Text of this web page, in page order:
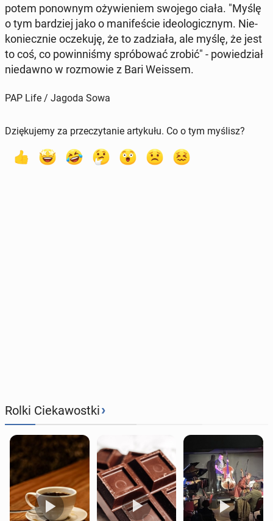
potem po­now­nym oży­wie­niem swojego ciała. "Myślę
o tym bar­dziej jako o ma­ni­fe­ście ide­olo­gicz­nym. Nie­
ko­niecz­nie ocze­ku­ję, że to za­dzia­ła, ale myślę, że jest
to coś, co po­win­ni­śmy spró­bo­wać zrobić" - po­wie­dział
nie­daw­no w roz­mo­wie z Bari Weissem.
PAP Life / Jagoda Sowa
Dziękujemy za przeczytanie artykułu. Co o tym myślisz?
Rolki Ciekawostki›